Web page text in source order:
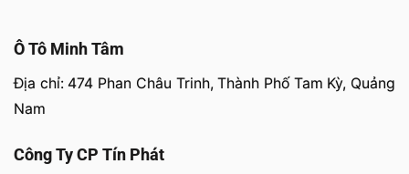
Ô Tô Minh Tâm
Địa chỉ: 474 Phan Châu Trinh, Thành Phố Tam Kỳ, Quảng
Nam
Công Ty CP Tín Phát